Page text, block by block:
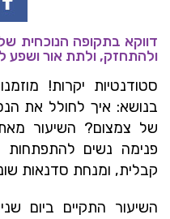
דווקא בתקופה הנוכחית
ולהתחזק, ולתת אור ושפע
סטודנטיות יקרות!
בנושא: איך לחולל את
של צמצום? השיעור
פנימה נשים להתפתחות
קבלית, ומנחת סדנאות